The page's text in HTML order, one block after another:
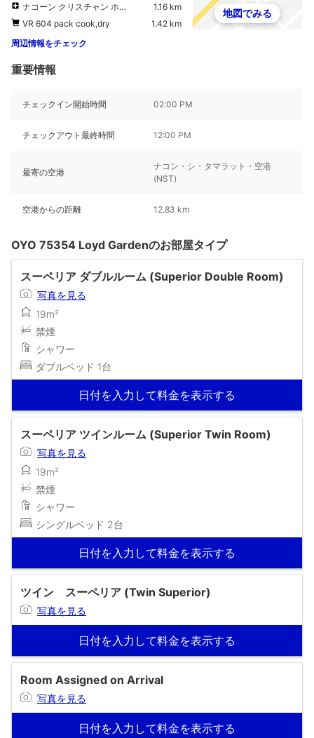
ナコーン クリスチャン ホスピタル
1.16 km
VR 604 pack cook,dry
1.42 km
周辺情報をチェック
地図でみる
重要情報
チェックイン開始時間 02:00 PM
チェックアウト最終時間 12:00 PM
最寄の空港
ナコン・シ・タマラット・空港
(NST)
空港からの距離 12.83 km
OYO 75354 Loyd Gardenのお部屋タイプ
スーペリア ダブルルーム (Superior Double Room)
写真を見る
19m²
禁煙
シャワー
ダブルベッド 1台
日付を入力して料金を表示する
スーペリア ツインルーム (Superior Twin Room)
写真を見る
19m²
禁煙
シャワー
シングルベッド 2台
日付を入力して料金を表示する
ツイン スーペリア (Twin Superior)
写真を見る
日付を入力して料金を表示する
Room Assigned on Arrival
写真を見る
日付を入力して料金を表示する